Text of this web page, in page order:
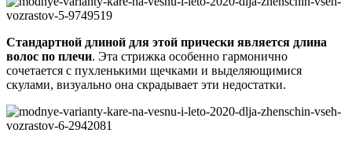
Стандартной длиной для этой прически является длина
волос по плечи. Эта стрижка особенно гармонично
сочетается с пухленькими щечками и выделяющимися
скулами, визуально она скрадывает эти недостатки.